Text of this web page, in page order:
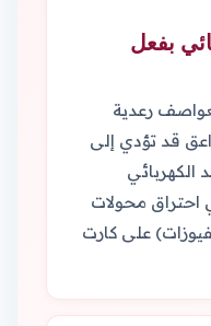
بفعل
رعدية
قد تؤدي إلى
احتراق محولات
على كارت